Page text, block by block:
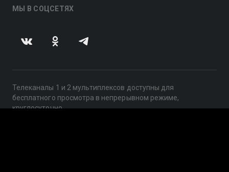
МЫ В СОЦСЕТЯХ
Телеканалы 1 и 2 мультиплексов доступны для
бесплатного просмотра в непрерывном режиме,
круглосуточно.